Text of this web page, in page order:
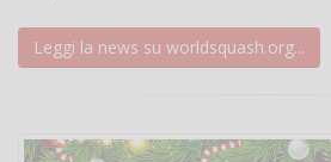
Leggi la news su worldsquash.org...